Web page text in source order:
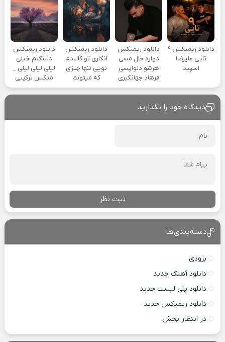
دانلود ریمیکس ۹
تایی علیرضا
اسپید
دانلود ریمیکس
دواره حال مسی
هرشو دلواپسی
فرهاد جهانگیری
دانلود ریمیکس
انگاری تو کالبدم
تویی تنها چیزی
که میتونم
دانلود ریمیکس
دلتنگتم خیلی
لیلی لیلی لیلی _
میکس ترکیبی
دیدگاه خود را بگذارید
ثبت نظر
دسته‌بندی‌ها
بزودی
دانلود آهنگ جدید
دانلود پلی لیست جدید
دانلود ریمیکس جدید
در انتظار پخش